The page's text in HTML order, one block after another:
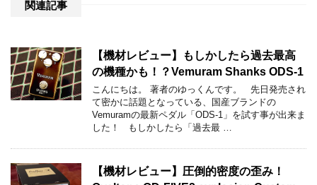
関連記事
【機材レビュー】もしかしたら過去最高
の機種かも！？Vemuram Shanks ODS-1
こんにちは。 著者のゆっくんです。 先日発売され
て密かに話題となっている、国産ブランドの
Vemuramの最新ペダル「ODS-1」を試す事が出来ま
した！ もしかしたら「過去最 …
【機材レビュー】圧倒的密度の歪み！